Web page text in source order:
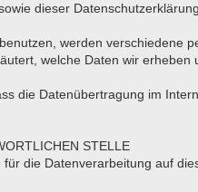
dieser Datenschutzerklärung.
werden verschiedene
welche Daten wir
die Datenübertragung im
STELLE
die Datenverarbeitung auf